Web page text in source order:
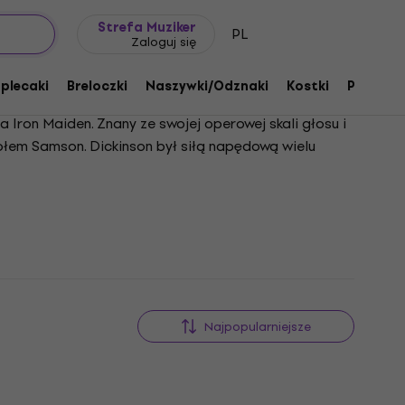
Strefa Muziker
Zaloguj się PL
Breloczki Naszywki/Odznaki Kostki Prezenty
Maiden. Znany ze swojej operowej skali głosu i
Samson. Dickinson był siłą napędową wielu
linię piwa. Co godne uwagi, Dickinson
Najpopularniejsze